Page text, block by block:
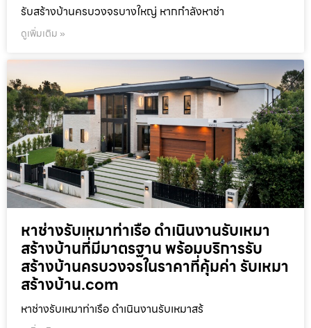
รับสร้างบ้านครบวงจรบางใหญ่ หากกำลังหาช่า
ดูเพิ่มเติม »
หาช่างรับเหมาท่าเรือ ดำเนินงานรับเหมา
สร้างบ้านที่มีมาตรฐาน พร้อมบริการรับ
สร้างบ้านครบวงจรในราคาที่คุ้มค่า รับเหมา
สร้างบ้าน.com
หาช่างรับเหมาท่าเรือ ดำเนินงานรับเหมาสร้